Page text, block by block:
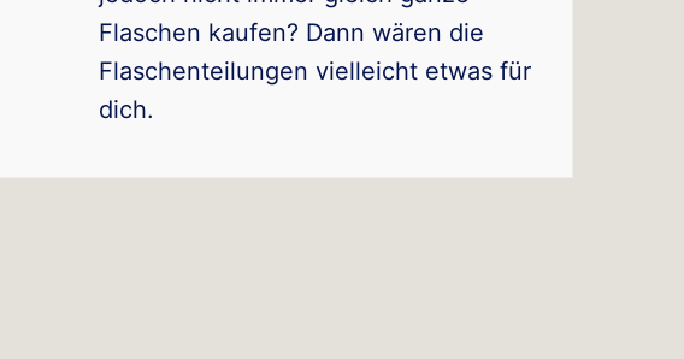
Flaschen kaufen? Dann wären die
Flaschenteilungen vielleicht etwas für
dich.